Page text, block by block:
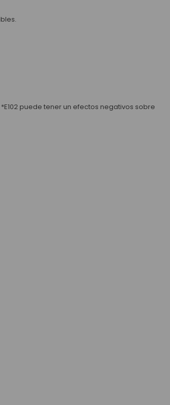
puede tener un efectos negativos sobre